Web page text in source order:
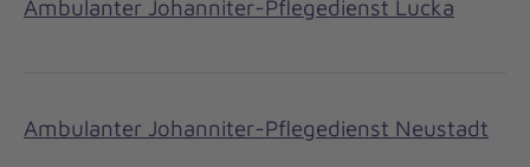
Ambulanter Johanniter-Pflegedienst Lucka
Ambulanter Johanniter-Pflegedienst Neustadt